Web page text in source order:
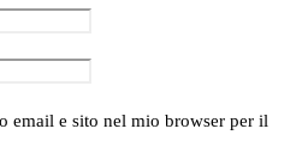
email e sito nel mio browser per il